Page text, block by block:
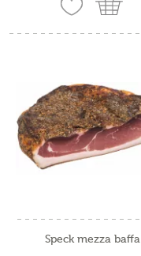
Speck mezza baffa